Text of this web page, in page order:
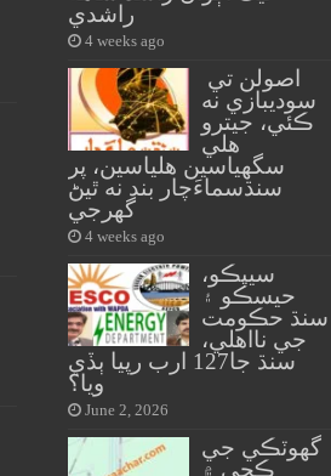
راشدي
4 weeks ago
سوديبازي نه
ڪئي، جيترو
هلي
سگهياسين هلياسين، پر
سنڌسماءَچار بند نه ٿيڻ
گهرجي
4 weeks ago
سيپڪو،
حيسڪو ۽
سنڌ حڪومت
جي نااهلي،
سنڌ جا127 ارب رپيا ٻڏي
ويا؟
June 2, 2026
گهوٽڪي جي
ڪچي ۾